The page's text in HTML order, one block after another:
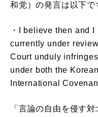
和党）の発言は以下で
・I believe then and
currently under
Court unduly
under both the
International
「言論の自由を侵す